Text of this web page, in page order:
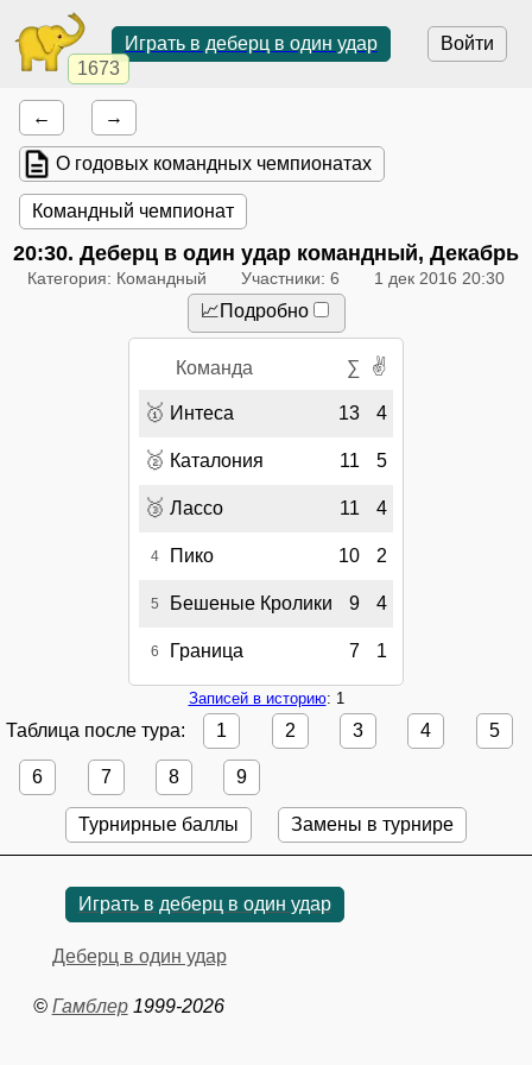
1673
Войти
Играть в деберц в один удар
← →
О годовых командных чемпионатах
Командный чемпионат
20:30. Деберц в один удар командный, Декабрь
Категория: Командный Участники: 6 1 дек 2016 20:30
📈Подробно
Команда ∑ ✌
🥇 Интеса 13 4
🥈 Каталония 11 5
🥉 Лассо 11 4
4 Пико 10 2
5 Бешеные Кролики 9 4
6 Граница 7 1
Записей в историю: 1
Таблица после тура: 1 2 3 4 5
6 7 8 9
Турнирные баллы Замены в турнире
Играть в деберц в один удар
Деберц в один удар
© Гамблер1999-2026